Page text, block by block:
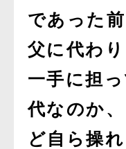
であった
父に代わ
一手に担
代なのか
ど自ら操